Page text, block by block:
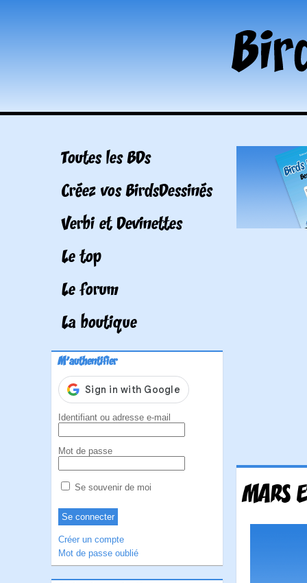
Toutes les BDs
Créez vos BirdsDessinés
Verbi et Devinettes
Le top
Le forum
La boutique
M'authentifier
Identifiant ou adresse e-mail
Mot de passe
Se souvenir de moi
Créer un compte
Mot de passe oublié
MARS